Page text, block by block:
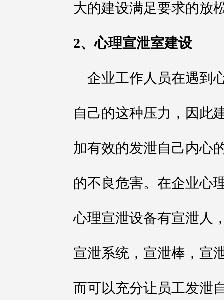
大的建设满足要求的放
2、心理宣泄室建设
企业工作人员在遇到
自己的这种压力，因此
加有效的发泄自己内心
的不良危害。在企业心
心理宣泄设备有宣泄人
宣泄系统，宣泄棒，宣
而可以充分让员工发泄